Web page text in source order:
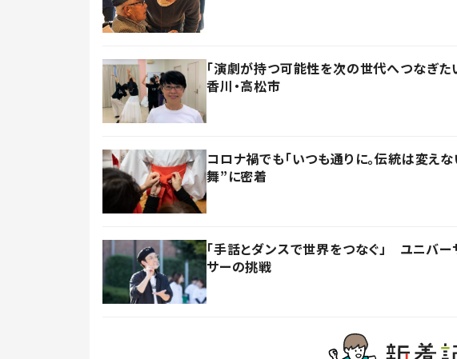
「演劇が持つ可能性を次の世代へつなぎ
香川・高松市
コロナ禍でも「いつも通りに。伝統は変え
舞”に密着
「手話とダンスで世界をつなぐ」 ユニバ
サーの挑戦